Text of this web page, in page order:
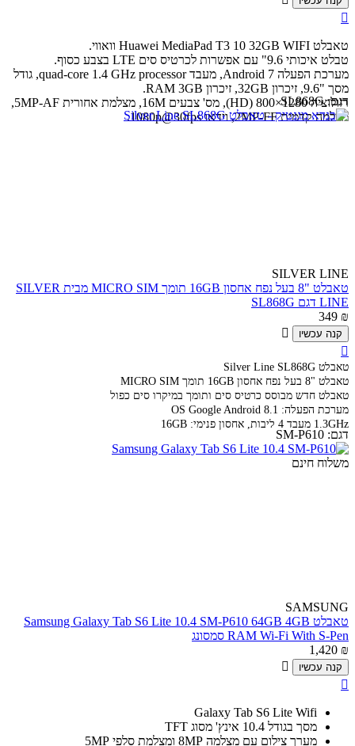

טאבלט Huawei MediaPad T3 10 32GB WIFI וואווי.
טבלט איכותי 9.6" עם אפשרות לכרטיס סים LTE בצבע כסוף.
מערכת הפעלה Android 7, מעבד quad-core 1.4 GHz processor, גודל
מסך "9.6, זיכרון 32GB, זיכרון RAM 3GB.
רזולוציה 1280×800 (HD), מס' צבעים 16M, מצלמת אחורית 5MP-AF,
מצלמה קדמית 2MP-FF, וידאו 1080p@30fps.
דגם: SL868G
SILVER LINE
טאבלט "8 בעל נפח אחסון 16GB תומך MICRO SIM מבית SILVER
LINE דגם SL868G
349 ₪
קנה עכשיו


טאבלט Silver Line SL868G
טאבלט "8 בעל נפח אחסון 16GB תומך MICRO SIM
טאבלט חדש מבוסס כרטיס סים ותומך במיקרו סים כפול
מערכת הפעלה: OS Google Android 8.1
1.3GHz מעבד 4 ליבות, אחסון פנימי: 16GB
דגם: SM-P610
משלוח חינם
SAMSUNG
טאבלט Samsung Galaxy Tab S6 Lite 10.4 SM-P610 64GB 4GB
RAM Wi-Fi With S-Pen סמסונג
1,420 ₪
קנה עכשיו


Galaxy Tab S6 Lite Wifi
מסך בגודל 10.4 אינץ' מסוג TFT
מערך צילום עם מצלמה 8MP ומצלמת סלפי 5MP